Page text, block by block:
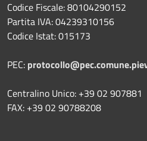
Codice Fiscale: 80104290152
Partita IVA: 04239310156
Codice Istat: 015173
PEC:
Centralino Unico: +39 02 907881
FAX: +39 02 90788208